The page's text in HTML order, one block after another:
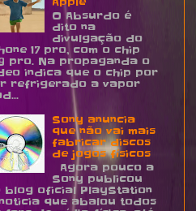
O Absurdo é
dito na
divulgação do
17 pro, com o chip
pro. Na propaganda o
indica que o chip por
refrigerado a vapor
Sony anuncia
que não vai mais
fabricar discos
de jogos físicos
Agora pouco a
Sony publicou
blog oficial PlayStation
que abalou todos